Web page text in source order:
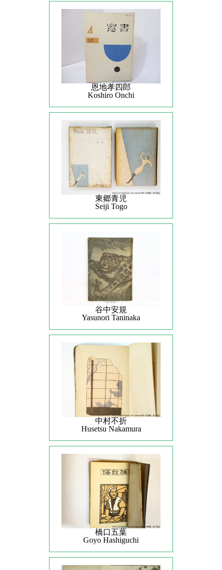
恩地孝四郎
Koshiro Onchi
東郷青児
Seiji Togo
谷中安規
Yasunori Taninaka
中村不折
Husetsu Nakamura
橋口五葉
Goyo Hashiguchi